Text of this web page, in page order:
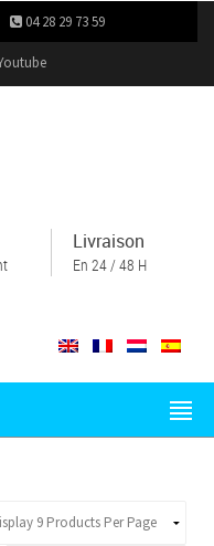
04 28 29 73 59
Livraison
En 24 / 48 H